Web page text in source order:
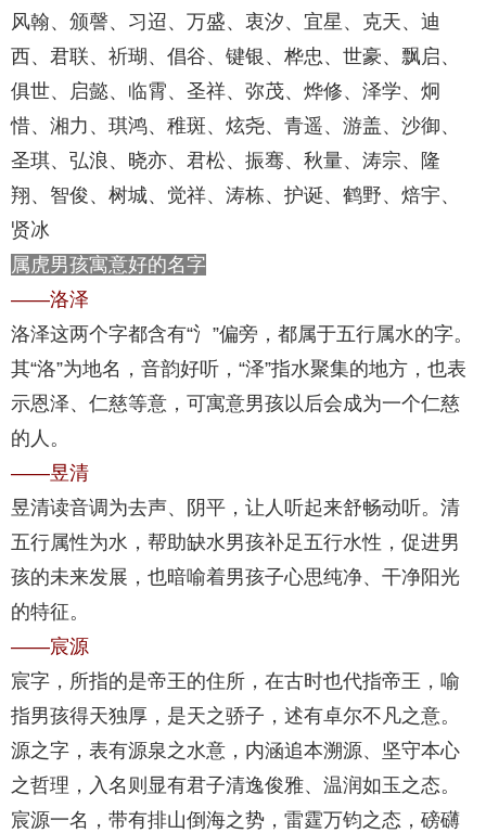
风翰、颁謦、习迢、万盛、衷汐、宜星、克天、迪
西、君联、祈瑚、倡谷、键银、桦忠、世豪、飘启、
俱世、启懿、临霄、圣祥、弥茂、烨修、泽学、炯
惜、湘力、琪鸿、稚斑、炫尧、青遥、游盖、沙御、
圣琪、弘浪、晓亦、君松、振骞、秋量、涛宗、隆
翔、智俊、树城、觉祥、涛栋、护诞、鹤野、焙宇、
贤冰
属虎男孩寓意好的名字
——洛泽
洛泽这两个字都含有“氵”偏旁，都属于五行属水的字。
其“洛”为地名，音韵好听，“泽”指水聚集的地方，也表
示恩泽、仁慈等意，可寓意男孩以后会成为一个仁慈
的人。
——昱清
昱清读音调为去声、阴平，让人听起来舒畅动听。清
五行属性为水，帮助缺水男孩补足五行水性，促进男
孩的未来发展，也暗喻着男孩子心思纯净、干净阳光
的特征。
——宸源
宸字，所指的是帝王的住所，在古时也代指帝王，喻
指男孩得天独厚，是天之骄子，述有卓尔不凡之意。
源之字，表有源泉之水意，内涵追本溯源、坚守本心
之哲理，入名则显有君子清逸俊雅、温润如玉之态。
宸源一名，带有排山倒海之势，雷霆万钧之态，磅礴